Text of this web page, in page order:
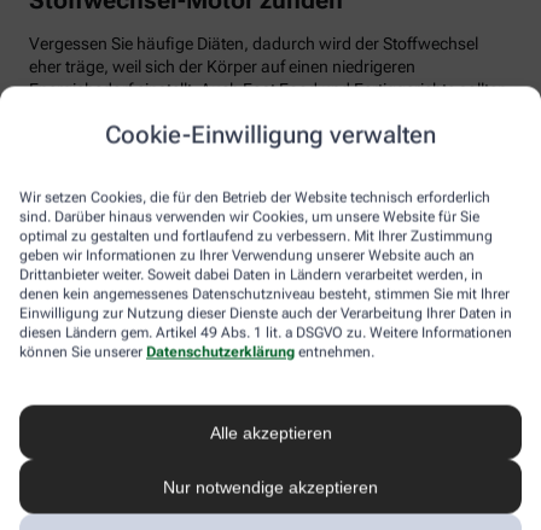
Cookie-Einwilligung verwalten
Wir setzen Cookies, die für den Betrieb der Website technisch erforderlich
sind. Darüber hinaus verwenden wir Cookies, um unsere Website für Sie
optimal zu gestalten und fortlaufend zu verbessern. Mit Ihrer Zustimmung
geben wir Informationen zu Ihrer Verwendung unserer Website auch an
Drittanbieter weiter. Soweit dabei Daten in Ländern verarbeitet werden, in
denen kein angemessenes Datenschutzniveau besteht, stimmen Sie mit Ihrer
Einwilligung zur Nutzung dieser Dienste auch der Verarbeitung Ihrer Daten in
diesen Ländern gem. Artikel 49 Abs. 1 lit. a DSGVO zu. Weitere Informationen
können Sie unserer Datenschutzerklärung entnehmen.
Alle akzeptieren
Nur notwendige akzeptieren
Vergessen Sie häufige Diäten, dadurch wird der Stoffwechsel
eher träge, weil sich der Körper auf einen niedrigeren
Energiebedarf einstellt. Auch Fast Food und Fertiggerichte sollten
Körper bei der Verarbeitung von hochverarbeiteten Lebensmitteln
Tim Hollstein rät zu einer proteinreichen Ernährung (Vorsicht bei
Vorerkrankungen wie Nierenleiden!). Denn Proteine sind nicht nur
gut für den Muskelaufbau, der Körper benötigt auch viel Energie,
um Eiweiß abzubauen. Das regt den Stoffwechsel an. Proteine
stecken vor allem in magerem Fleisch, Fisch und Milchprodukten
wie Quark und Skyr. Auch sogenannte thermogene Lebensmittel
wie Chilis oder Ingwer können das braune Fettgewebe aktivieren
und den Energieverbrauch erhöhen.
In Bewegung kommen
Der richtige Mix macht’s